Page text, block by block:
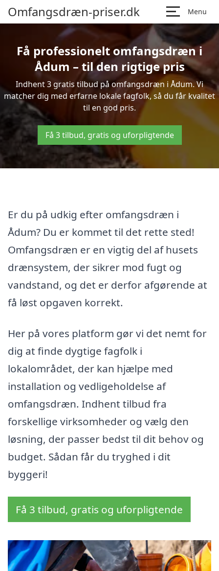
Omfangsdræn-priser.dk Menu
Få professionelt omfangsdræn i
Ådum – til den rigtige pris
Indhent 3 gratis tilbud på omfangsdræn i Ådum. Vi
matcher dig med erfarne lokale fagfolk, så du får kvalitet
til en god pris.
Få 3 tilbud, gratis og uforpligtende
Er du på udkig efter omfangsdræn i
Ådum? Du er kommet til det rette sted!
Omfangsdræn er en vigtig del af husets
drænsystem, der sikrer mod fugt og
vandstand, og det er derfor afgørende at
få løst opgaven korrekt.
Her på vores platform gør vi det nemt for
dig at finde dygtige fagfolk i
lokalområdet, der kan hjælpe med
installation og vedligeholdelse af
omfangsdræn. Indhent tilbud fra
forskellige virksomheder og vælg den
løsning, der passer bedst til dit behov og
budget. Sådan får du tryghed i dit
byggeri!
Få 3 tilbud, gratis og uforpligtende